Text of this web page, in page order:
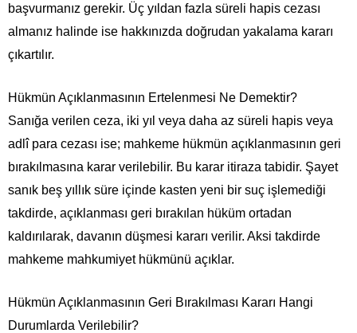
başvurmanız gerekir. Üç yıldan fazla süreli hapis cezası
almanız halinde ise hakkınızda doğrudan yakalama kararı
çıkartılır.
Hükmün Açıklanmasının Ertelenmesi Ne Demektir?
Sanığa verilen ceza, iki yıl veya daha az süreli hapis veya
adlî para cezası ise; mahkeme hükmün açıklanmasının geri
bırakılmasına karar verilebilir. Bu karar itiraza tabidir. Şayet
sanık beş yıllık süre içinde kasten yeni bir suç işlemediği
takdirde, açıklanması geri bırakılan hüküm ortadan
kaldırılarak, davanın düşmesi kararı verilir. Aksi takdirde
mahkeme mahkumiyet hükmünü açıklar.
Hükmün Açıklanmasının Geri Bırakılması Kararı Hangi
Durumlarda Verilebilir?